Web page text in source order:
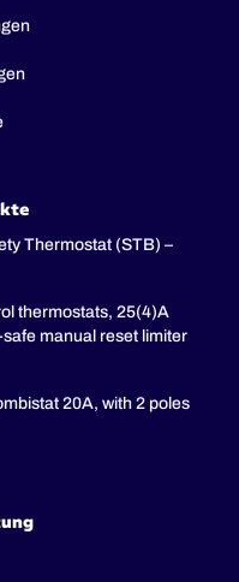
Thermostat (STB) –
thermostats, 25(4)A
manual reset limiter
20A, with 2 poles